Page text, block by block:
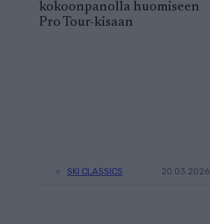
kokoonpanolla huomiseen
Pro Tour-kisaan
SKI CLASSICS 20.03.2026